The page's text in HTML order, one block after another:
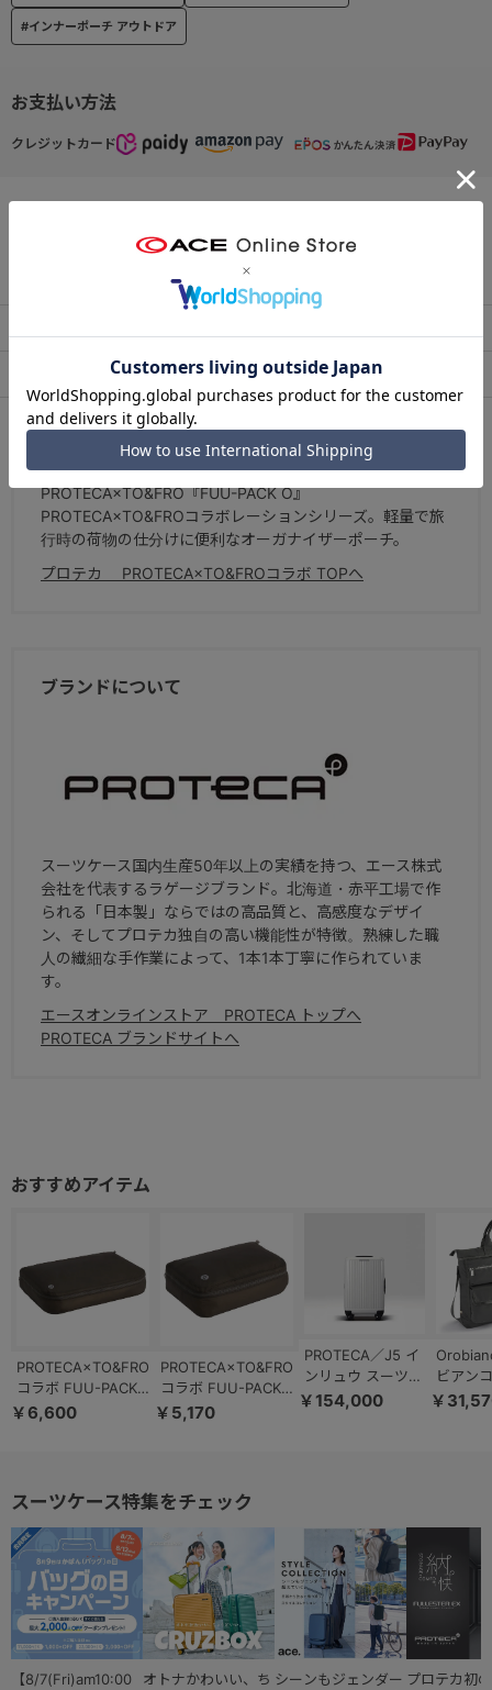
高い耐久性は特に評価されています。
お支払い方法
クレジットカード
この商品について問い合わせる
アフターサービス お買い物ガイド
#インナーポーチ アウトドア
シリーズについて
PROTECA×TO&FRO『FUU-PACK O』
PROTECA×TO&FROコラボレーションシリーズ。軽量で旅
行時の荷物の仕分けに便利なオーガナイザーポーチ。
プロテカ PROTECA×TO&FROコラボ TOPへ
ブランドについて
スーツケース国内生産50年以上の実績を持つ、エース株式
会社を代表するラゲージブランド。北海道・赤平工場で作
られる「日本製」ならではの高品質と、高感度なデザイ
ン、そしてプロテカ独自の高い機能性が特徴。熟練した職
人の繊細な手作業によって、1本1本丁寧に作られていま
す。
エースオンラインストア PROTECA トップへ
PROTECA ブランドサイトへ
PROTECA×TO&FRO
コラボ FUU-PACK
O オーガナイザーポ
￥6,600
PROTECA×TO&FRO
コラボ FUU-PACK
O オーガナイザーポ
￥5,170
PROTECA／J5 イ
ンリュウ スーツケ
ース 35L 双輪 日
￥154,000
ビアン
カ トー
￥
スーツケース特集をチェック
【8/7(Fri)am10:00
オトナかわいい、ち シーンもジェンダー プロテカ初